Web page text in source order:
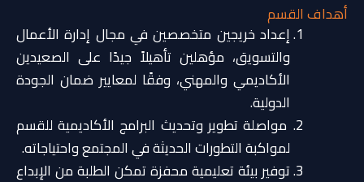
أهداف القسم
إعداد خريجين متخصصين في مجال إدارة الأعمال
والتسويق، مؤهلين تأهيلاً جيدًا على الصعيدين
الأكاديمي والمهني، وفقًا لمعايير ضمان الجودة
الدولية.
مواصلة تطوير وتحديث البرامج الأكاديمية للقسم
لمواكبة التطورات الحديثة في المجتمع واحتياجاته.
توفير بيئة تعليمية محفزة تمكن الطلبة من الإبداع